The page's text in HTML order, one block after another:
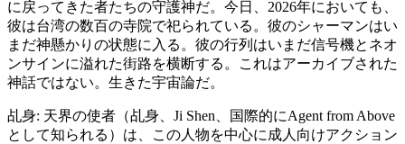
に戻ってきた者たちの守護神だ。今日、2026年においても、
彼は台湾の数百の寺院で祀られている。彼のシャーマンはい
まだ神懸かりの状態に入る。彼の行列はいまだ信号機とネオ
ンサインに溢れた街路を横断する。これはアーカイブされた
神話ではない。生きた宇宙論だ。
乩身: 天界の使者（乩身、Ji Shen、国際的にAgent from Above
として知られる）は、この人物を中心に成人向けアクション